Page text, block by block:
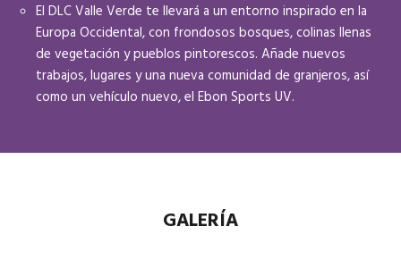
El DLC Valle Verde te llevará a un entorno inspirado en la
Europa Occidental, con frondosos bosques, colinas llenas
de vegetación y pueblos pintorescos. Añade nuevos
trabajos, lugares y una nueva comunidad de granjeros, así
como un vehículo nuevo, el Ebon Sports UV.
GALERÍA